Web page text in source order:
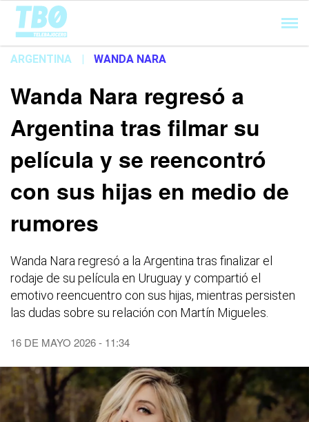
Cargando...
ARGENTINA | WANDA NARA
Wanda Nara regresó a
Argentina tras filmar su
película y se reencontró
con sus hijas en medio de
rumores
Wanda Nara regresó a la Argentina tras finalizar el
rodaje de su película en Uruguay y compartió el
emotivo reencuentro con sus hijas, mientras persisten
las dudas sobre su relación con Martín Migueles.
16 DE MAYO 2026 - 11:34